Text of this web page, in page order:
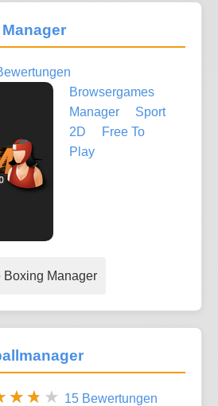
Browsergames
Manager
Sport
2D
Free To
Play
Boxing Manager
15 Bewertungen